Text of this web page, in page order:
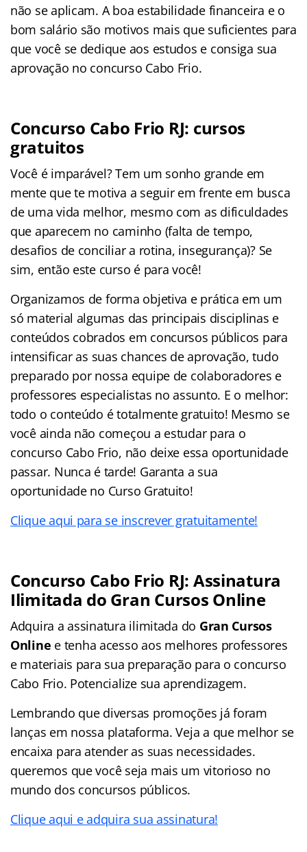
não se aplicam. A boa estabilidade financeira e o
bom salário são motivos mais que suficientes para
que você se dedique aos estudos e consiga sua
aprovação no concurso Cabo Frio.
Concurso Cabo Frio RJ: cursos
gratuitos
Você é imparável? Tem um sonho grande em
mente que te motiva a seguir em frente em busca
de uma vida melhor, mesmo com as dificuldades
que aparecem no caminho (falta de tempo,
desafios de conciliar a rotina, insegurança)? Se
sim, então este curso é para você!
Organizamos de forma objetiva e prática em um
só material algumas das principais disciplinas e
conteúdos cobrados em concursos públicos para
intensificar as suas chances de aprovação, tudo
preparado por nossa equipe de colaboradores e
professores especialistas no assunto. E o melhor:
todo o conteúdo é totalmente gratuito! Mesmo se
você ainda não começou a estudar para o
concurso Cabo Frio, não deixe essa oportunidade
passar. Nunca é tarde! Garanta a sua
oportunidade no Curso Gratuito!
Clique aqui para se inscrever gratuitamente!
Concurso Cabo Frio RJ: Assinatura
Ilimitada do Gran Cursos Online
Adquira a assinatura ilimitada do Gran Cursos
Online e tenha acesso aos melhores professores
e materiais para sua preparação para o concurso
Cabo Frio. Potencialize sua aprendizagem.
Lembrando que diversas promoções já foram
lanças em nossa plataforma. Veja a que melhor se
encaixa para atender as suas necessidades.
queremos que você seja mais um vitorioso no
mundo dos concursos públicos.
Clique aqui e adquira sua assinatura!